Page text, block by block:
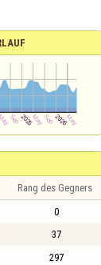
Rang des Gegners
0
37
297